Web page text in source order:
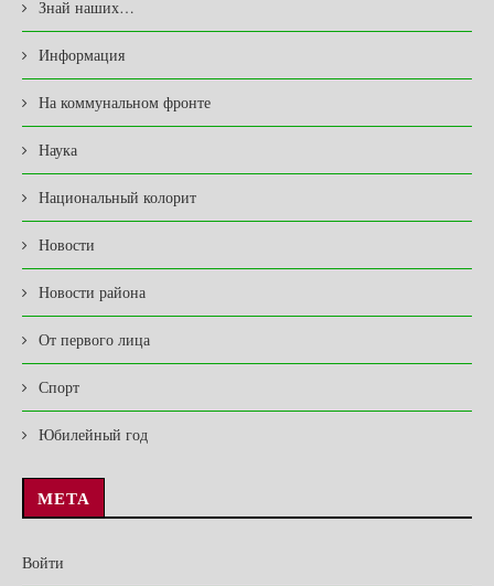
Знай наших…
Информация
На коммунальном фронте
Наука
Национальный колорит
Новости
Новости района
От первого лица
Спорт
Юбилейный год
МЕТА
Войти